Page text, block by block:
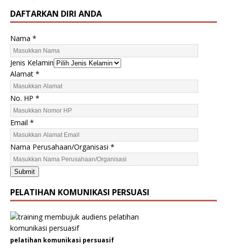
DAFTARKAN DIRI ANDA
K
e
l
a
m
i
n
N
a
m
a
i
Nama *
Jenis Kelamin
Alamat *
No. HP *
Email *
Nama Perusahaan/Organisasi *
Submit
PELATIHAN KOMUNIKASI PERSUASI
pelatihan komunikasi persuasif